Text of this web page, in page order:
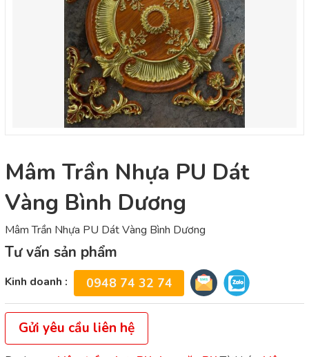
Mâm Trần Nhựa PU Dát
Vàng Bình Dương
Mâm Trần Nhựa PU Dát Vàng Bình Dương
Tư vấn sản phẩm
Kinh doanh : 0948 74 32 74
Gửi yêu cầu liên hệ